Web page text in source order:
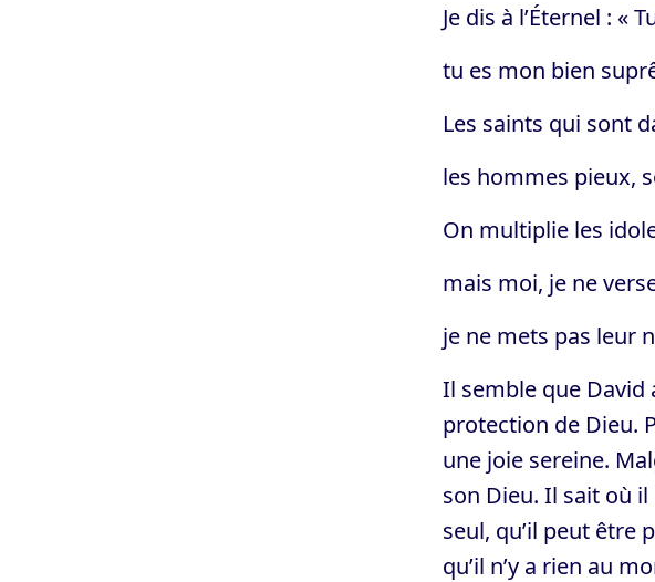
Je dis à l’Éternel : «
tu es mon bien
Les saints qui sont
les hommes pieux,
On multiplie les
mais moi, je ne
je ne mets pas leur
Il semble que David
protection de Dieu.
une joie sereine.
son Dieu. Il sait où il
seul, qu’il peut être
qu’il n’y a rien au